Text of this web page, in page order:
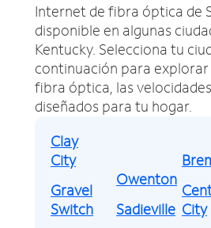
Internet de fibra óptica de
disponible en algunas
Kentucky. Selecciona tu
continuación para explorar
fibra óptica, las
diseñados para tu hogar.
Clay
City
Gravel
Switch
Owenton
Sadieville City